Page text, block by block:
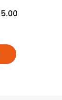
5.00